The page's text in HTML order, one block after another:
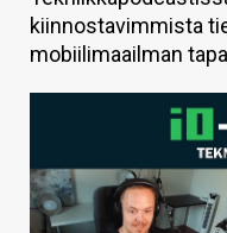
HINTA.FI
kiinnostavimmista
mobiilimaailman